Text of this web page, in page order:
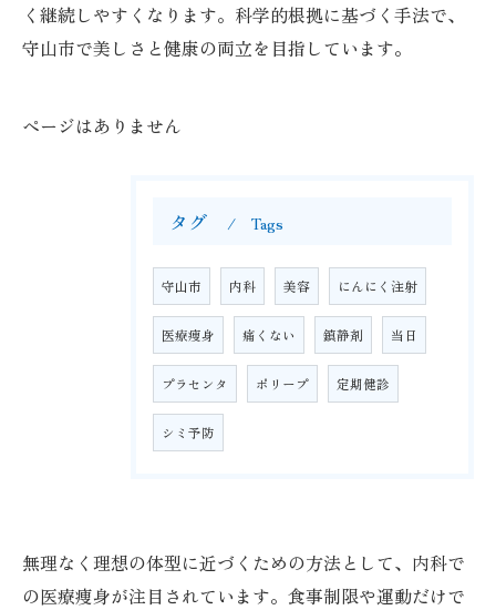
く継続しやすくなります。科学的根拠に基づく手法で、
守山市で美しさと健康の両立を目指しています。
ページはありません
タグ Tags
守山市 内科 美容 にんにく注射
医療痩身 痛くない 鎮静剤 当日
プラセンタ ポリープ 定期健診
シミ予防
無理なく理想の体型に近づくための方法として、内科で
の医療痩身が注目されています。食事制限や運動だけで